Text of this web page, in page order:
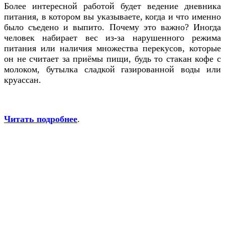
Более интересной работой будет ведение дневника
питания, в котором вы указываете, когда и что именно
было съедено и выпито. Почему это важно? Иногда
человек набирает вес из-за нарушенного режима
питания или наличия множества перекусов, которые
он не считает за приёмы пищи, будь то стакан кофе с
молоком, бутылка сладкой газированной воды или
круассан.
Читать подробнее.